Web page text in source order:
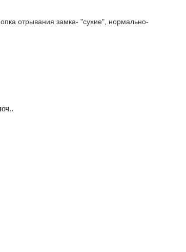
отрывания замка- "сухие", нормально-